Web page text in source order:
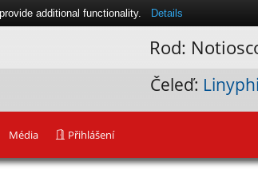
Rod:
Čeleď:
Média Přihlášení
additional functionality. Details